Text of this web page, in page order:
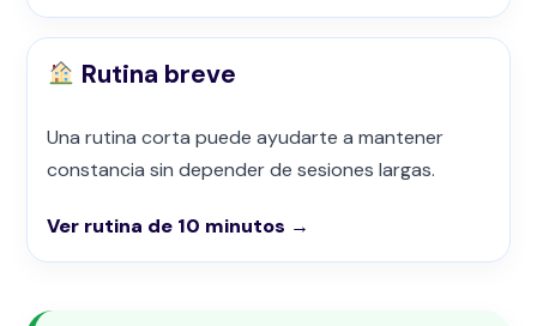
Rutina breve
Una rutina corta puede ayudarte a mantener
constancia sin depender de sesiones largas.
Ver rutina de 10 minutos →